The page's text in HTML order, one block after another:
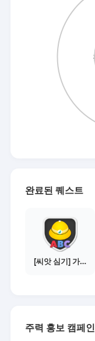
완료된 퀘스트
[씨앗 심기] 가이드보기 - 매체별 활동 가이드
주력 홍보 캠페인